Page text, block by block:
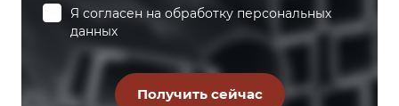
Я согласен на обработку персональных
данных